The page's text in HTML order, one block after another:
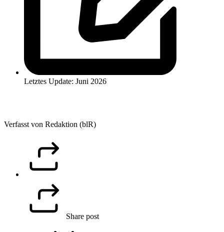
Letztes Update: Juni 2026
Verfasst von Redaktion (blR)
Share post